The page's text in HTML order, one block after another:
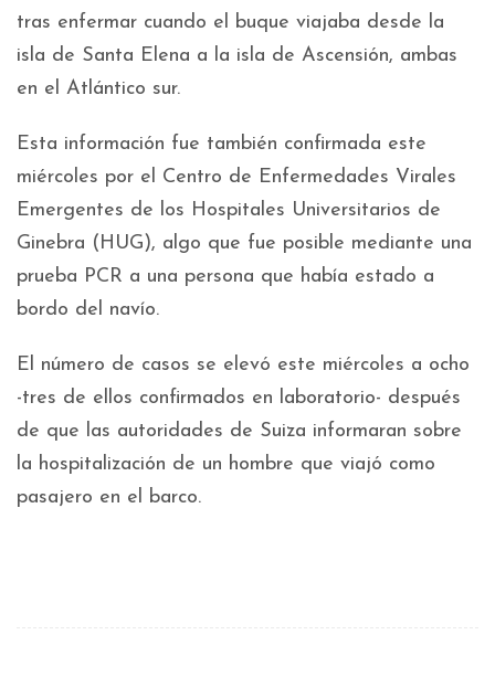
tras enfermar cuando el buque viajaba desde la
isla de Santa Elena a la isla de Ascensión, ambas
en el Atlántico sur.
Esta información fue también confirmada este
miércoles por el Centro de Enfermedades Virales
Emergentes de los Hospitales Universitarios de
Ginebra (HUG), algo que fue posible mediante una
prueba PCR a una persona que había estado a
bordo del navío.
El número de casos se elevó este miércoles a ocho
-tres de ellos confirmados en laboratorio- después
de que las autoridades de Suiza informaran sobre
la hospitalización de un hombre que viajó como
pasajero en el barco.